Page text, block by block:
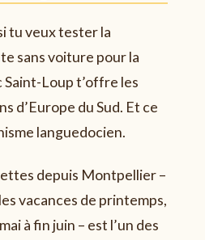
tu veux tester la
sans voiture pour la
Loup t’offre les
d’Europe du Sud. Et ce
languedocien.
depuis Montpellier –
vacances de printemps,
à fin juin – est l’un des